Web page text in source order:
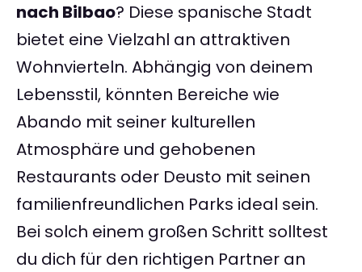
nach Bilbao? Diese spanische Stadt
bietet eine Vielzahl an attraktiven
Wohnvierteln. Abhängig von deinem
Lebensstil, könnten Bereiche wie
Abando mit seiner kulturellen
Atmosphäre und gehobenen
Restaurants oder Deusto mit seinen
familienfreundlichen Parks ideal sein.
Bei solch einem großen Schritt solltest
du dich für den richtigen Partner an